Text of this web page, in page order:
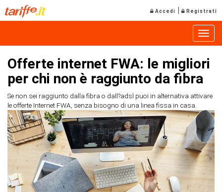
Accedi | Registrati
Offerte internet FWA: le migliori
per chi non è raggiunto da fibra
Se non sei raggiunto dalla fibra o dall?adsl puoi in alternativa attivare
le offerte Internet FWA, senza bisogno di una linea fissa in casa.